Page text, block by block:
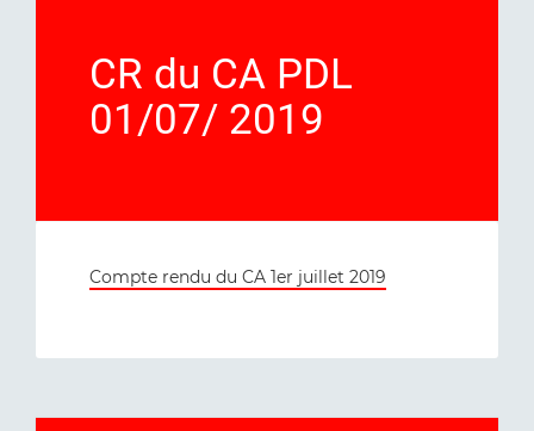
CR du CA PDL
01/07/ 2019
Compte rendu du CA 1er juillet 2019